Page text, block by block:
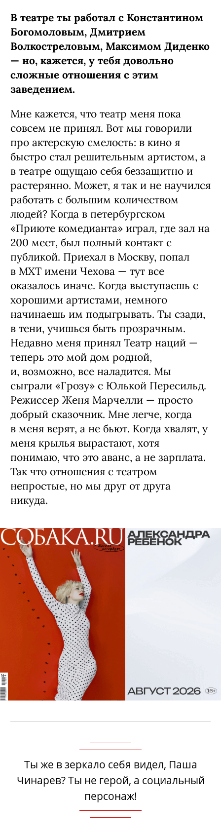
В театре ты работал с Константином
Богомоловым, Дмитрием
Волкостреловым, Максимом Диденко
— но, кажется, у тебя довольно
сложные отношения с этим
заведением.
Мне кажется, что театр меня пока
совсем не принял. Вот мы говорили
про актерскую смелость: в кино я
быстро стал решительным артистом, а
в театре ощущаю себя беззащитно и
растерянно. Может, я так и не научился
работать с большим количеством
людей? Когда в петербургском
«Приюте комедианта» играл, где зал на
200 мест, был полный контакт с
публикой. Приехал в Москву, попал
в МХТ имени Чехова — тут все
оказалось иначе. Когда выступаешь с
хорошими артистами, немного
начинаешь им подыгрывать. Ты сзади,
в тени, учишься быть прозрачным.
Недавно меня принял Театр наций —
теперь это мой дом родной,
и, возможно, все наладится. Мы
сыграли «Грозу» с Юлькой Пересильд.
Режиссер Женя Марчелли — просто
добрый сказочник. Мне легче, когда
в меня верят, а не бьют. Когда хвалят, у
меня крылья вырастают, хотя
понимаю, что это аванс, а не зарплата.
Так что отношения с театром
непростые, но мы друг от друга
никуда.
Ты же в зеркало себя видел, Паша
Чинарев? Ты не герой, а социальный
персонаж!